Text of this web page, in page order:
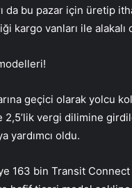
bu pazar için üretip
kargo vanları ile alakalı
geçici olarak yolcu
vergi dilimine
yardımcı oldu.
163 bin Transit